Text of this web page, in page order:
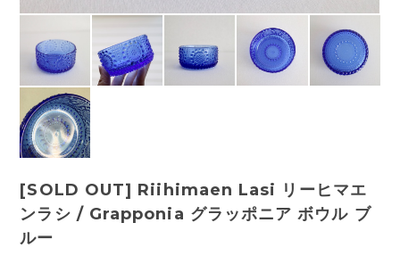
[SOLD OUT] Riihimaen Lasi リーヒマエ
ンラシ / Grapponia グラッポニア ボウル ブ
ルー